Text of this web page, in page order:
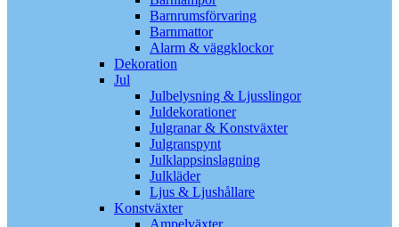
Barnrumsförvaring
Barnmattor
Alarm & väggklockor
Dekoration
Jul
Julbelysning & Ljusslingor
Juldekorationer
Julgranar & Konstväxter
Julgranspynt
Julklappsinslagning
Julkläder
Ljus & Ljushållare
Konstväxter
Ampelväxter